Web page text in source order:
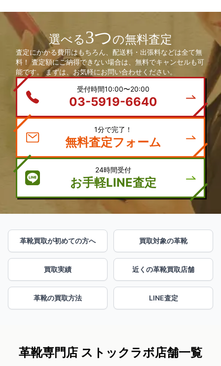
選べる3つの無料査定
査定にかかる費用はもちろん、配送料・出張料などは全て無
料！ 査定額にご納得できない場合は、無料でキャンセルも可
能です。 まずは、お気軽にお問い合わせください。
受付時間10:00〜20:00
03-5919-6640
1分で完了！
無料査定フォーム
24時間受付
お手軽LINE査定
革靴買取が初めての方へ 買取対象の革靴
買取実績 近くの革靴買取店舗
革靴の買取方法 LINE査定
革靴専門店 ストックラボ店舗一覧